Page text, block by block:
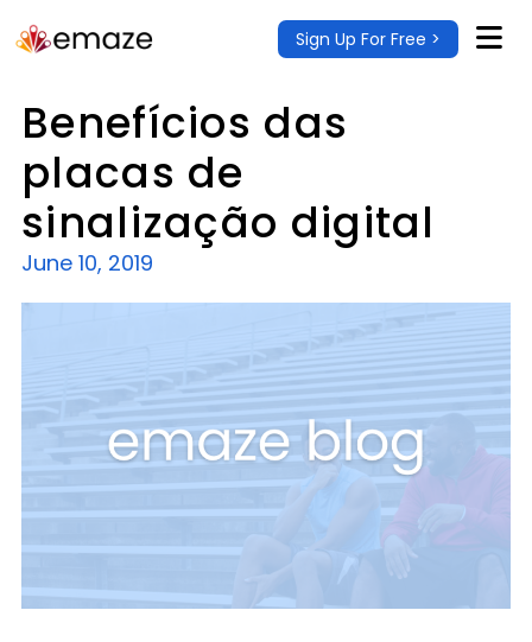
Sign Up For Free >
Benefícios das
placas de
sinalização digital
June 10, 2019